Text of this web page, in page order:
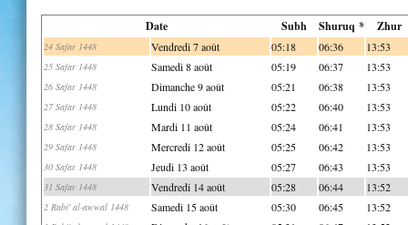
Date Subh Shuruq * Zhur
24 Safar 1448 Vendredi 7 août 05:18 06:36 13:53
25 Safar 1448 Samedi 8 août 05:19 06:37 13:53
26 Safar 1448 Dimanche 9 août 05:21 06:38 13:53
27 Safar 1448 Lundi 10 août 05:22 06:40 13:53
28 Safar 1448 Mardi 11 août 05:24 06:41 13:53
29 Safar 1448 Mercredi 12 août 05:25 06:42 13:53
30 Safar 1448 Jeudi 13 août 05:27 06:43 13:53
31 Safar 1448 Vendredi 14 août 05:28 06:44 13:52
2 Rabi' al-awwal 1448 Samedi 15 août 05:30 06:45 13:52